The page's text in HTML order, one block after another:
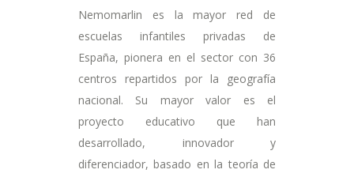
Nemomarlin es la mayor red de
escuelas infantiles privadas de
España, pionera en el sector con 36
centros repartidos por la geografía
nacional. Su mayor valor es el
proyecto educativo que han
desarrollado, innovador y
diferenciador, basado en la teoría de